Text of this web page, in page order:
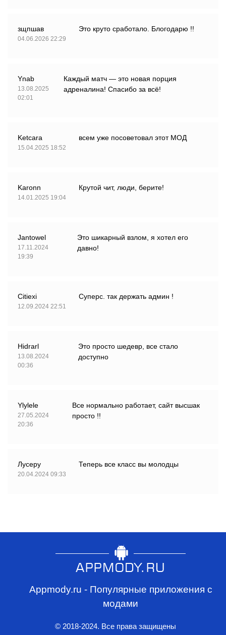
зщпшав
04.06.2026 22:29
Это круто сработало. Блогодарю !!
Ynab
13.08.2025
02:01
Каждый матч — это новая порция
адреналина! Спасибо за всё!
Ketcara
15.04.2025 18:52
всем уже посоветовал этот МОД
Karonn
14.01.2025 19:04
Крутой чит, люди, берите!
Jantowel
17.11.2024
19:39
Это шикарный взлом, я хотел его
давно!
Citiexi
12.09.2024 22:51
Суперс. так держать админ !
Hidrarl
13.08.2024
00:36
Это просто шедевр, все стало
доступно
Ylylele
27.05.2024
20:36
Все нормально работает, сайт высшак
просто !!
Лусеру
20.04.2024 09:33
Теперь все класс вы молодцы
Appmody.ru - Популярные приложения с
модами
© 2018-2024. Все права защищены